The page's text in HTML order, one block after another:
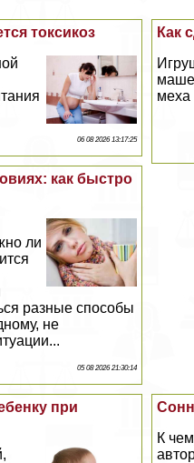
Как
меха
токсикоз
06 08 2026 13:17:25
как быстро
ли
разные способы
не
05 08 2026 21:30:14
К
при